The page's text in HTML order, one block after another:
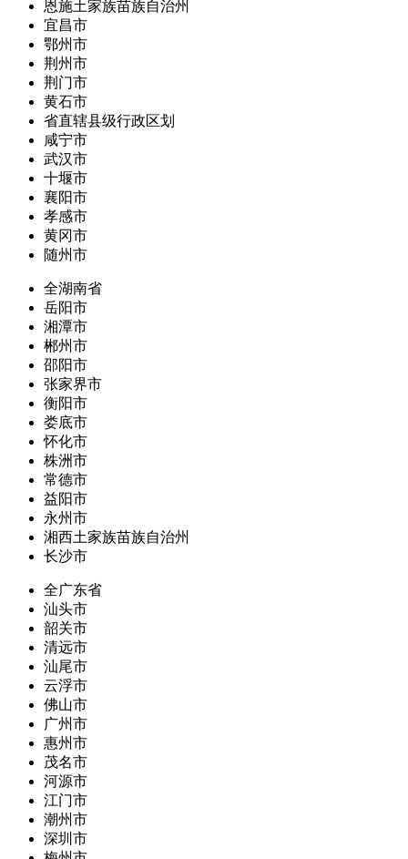
恩施土家族苗族自治州
宜昌市
鄂州市
荆州市
荆门市
黄石市
省直辖县级行政区划
咸宁市
武汉市
十堰市
襄阳市
孝感市
黄冈市
随州市
全湖南省
岳阳市
湘潭市
郴州市
邵阳市
张家界市
衡阳市
娄底市
怀化市
株洲市
常德市
益阳市
永州市
湘西土家族苗族自治州
长沙市
全广东省
汕头市
韶关市
清远市
汕尾市
云浮市
佛山市
广州市
惠州市
茂名市
河源市
江门市
潮州市
深圳市